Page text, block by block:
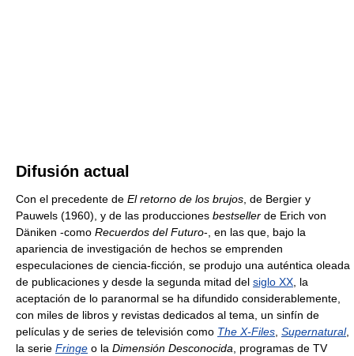
Difusión actual
Con el precedente de El retorno de los brujos , de Bergier y
Pauwels (1960), y de las producciones bestseller de Erich von
Däniken -como Recuerdos del Futuro-, en las que, bajo la
apariencia de investigación de hechos se emprenden
especulaciones de ciencia-ficción, se produjo una auténtica oleada
de publicaciones y desde la segunda mitad del siglo XX , la
aceptación de lo paranormal se ha difundido considerablemente,
con miles de libros y revistas dedicados al tema, un sinfín de
películas y de series de televisión como The X-Files Supernatural,
la serie Fringe o la Dimensión Desconocida , programas de TV